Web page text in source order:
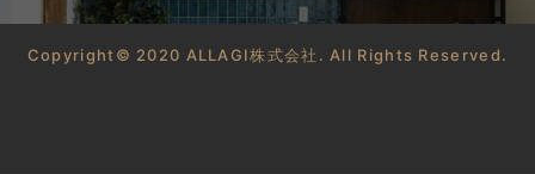
Copyright© 2020 ALLAGI株式会社. All Rights Reserved.